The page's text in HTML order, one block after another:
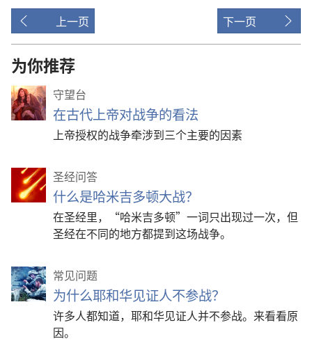
上一页 下一页
为你推荐
守望台
在古代上帝对战争的看法
上帝授权的战争牵涉到三个主要的因素
圣经问答
什么是哈米吉多顿大战？
在圣经里，“哈米吉多顿”一词只出现过一次，但
圣经在不同的地方都提到这场战争。
常见问题
为什么耶和华见证人不参战？
许多人都知道，耶和华见证人并不参战。来看看原
因。